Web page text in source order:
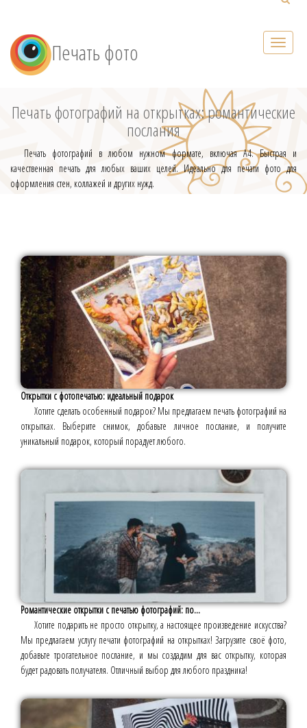
Печать фото
Печать фотографий на открытках: романтические
послания
Печать фотографий в любом нужном формате, включая А4. Быстрая и
качественная печать для любых ваших целей. Идеально для печати фото для
оформления стен, коллажей и других нужд.
Открытки с фотопечатью: идеальный подарок
Хотите сделать особенный подарок? Мы предлагаем печать фотографий на
открытках. Выберите снимок, добавьте личное послание, и получите
уникальный подарок, который порадует любого.
Романтические открытки с печатью фотографий: по...
Хотите подарить не просто открытку, а настоящее произведение искусства?
Мы предлагаем услугу печати фотографий на открытках! Загрузите своё фото,
добавьте трогательное послание, и мы создадим для вас открытку, которая
будет радовать получателя. Отличный выбор для любого праздника!